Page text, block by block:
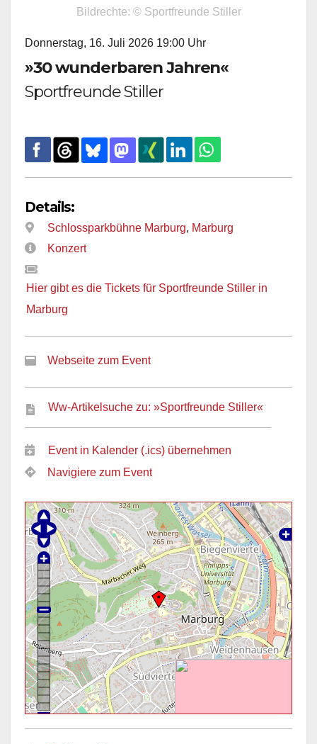
Bildrechte: © Sportfreunde Stiller
Donnerstag, 16. Juli 2026 19:00 Uhr
»30 wunderbaren Jahren«
Sportfreunde Stiller
Details:
Schlossparkbühne Marburg, Marburg
Konzert
Hier gibt es die Tickets für Sportfreunde Stiller in
Marburg
Webseite zum Event
Ww-Artikelsuche zu: »Sportfreunde Stiller«
Event in Kalender (.ics) übernehmen
Navigiere zum Event